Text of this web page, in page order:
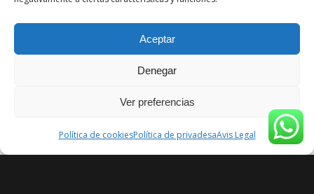
Aceptar
Denegar
Ver preferencias
Política de cookiesPolítica de privadesaAvis Legal